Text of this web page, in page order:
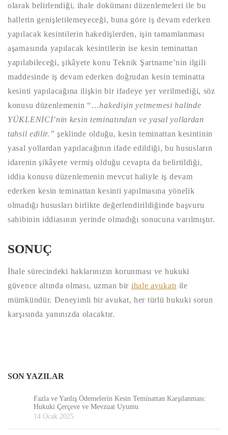
olarak belirlendiği, ihale dokümanı düzenlemeleri ile bu
hallerin genişletilemeyeceği, buna göre iş devam ederken
yapılacak kesintilerin hakedişlerden, işin tamamlanması
aşamasında yapılacak kesintilerin ise kesin teminattan
yapılabileceği, şikâyete konu Teknik Şartname’nin ilgili
maddesinde iş devam ederken doğrudan kesin teminatta
kesinti yapılacağına ilişkin bir ifadeye yer verilmediği, söz
konusu düzenlemenin “…hakedişin yetmemesi halinde
YÜKLENİCİ’nin kesin teminatından ve yasal yollardan
tahsil edilir.” şeklinde olduğu, kesin teminattan kesintinin
yasal yollardan yapılacağının ifade edildiği, bu hususların
idarenin şikâyete vermiş olduğu cevapta da belirtildiği,
iddia konusu düzenlemenin mevcut haliyle iş devam
ederken kesin teminattan kesinti yapılmasına yönelik
olmadığı hususları birlikte değerlendirildiğinde başvuru
sahibinin iddiasının yerinde olmadığı sonucuna varılmıştır.
SONUÇ
İhale sürecindeki haklarınızın korunması ve hukuki
güvence altında olması, uzman bir ihale avukatı ile
mümkündür. Deneyimli bir avukat, her türlü hukuki sorun
karşısında yanınızda olacaktır.
SON YAZILAR
Fazla ve Yanlış Ödemelerin Kesin Teminattan Karşılanması:
Hukuki Çerçeve ve Mevzuat Uyumu
14 Ocak 2025